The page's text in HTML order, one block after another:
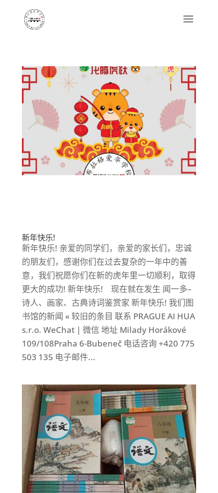
新年快乐!
新年快乐! 亲爱的同学们，亲爱的家长们，忠诚
的朋友们，感谢你们在过去复杂的一年中的善
意，我们祝愿你们在新的虎年里一切顺利，取得
更大的成功! 新年快乐! 现在就在发生 闻一多–
诗人、画家、古典诗词鉴赏家 新年快乐! 我们图
书馆的新闻 « 较旧的条目 联系 PRAGUE AI HUA
s.r.o. WeChat | 微信 地址 Milady Horákové
109/108Praha 6-Bubeneč 电话咨询 +420 775
503 135 电子邮件...